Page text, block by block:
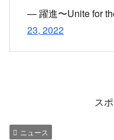
中央道が事故で1区
れて渋滞だー
pic.twitter.com/
— ゴールデンDlx